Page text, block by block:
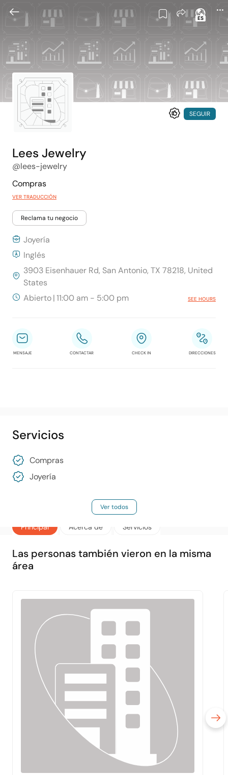
ES
SEGUIR
Lees Jewelry
@lees-jewelry
Compras
VER TRADUCCIÓN
Reclama tu negocio
Joyería
Inglés
3903 Eisenhauer Rd, San Antonio, TX 78218, United
States
Abierto|11:00 am - 5:00 pm SEE HOURS
MENSAJE CONTACTAR CHECK IN DIRECCIONES
Principal Acerca de Servicios
Servicios
Compras
Joyería
Ver todos
Las personas también vieron en la misma
área